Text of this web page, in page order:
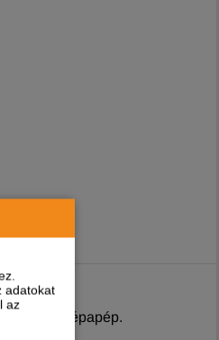
adatokat
az
cukorrépapép.